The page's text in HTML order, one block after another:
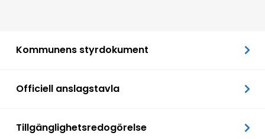
Kommunens styrdokument
Officiell anslagstavla
Tillgänglighetsredogörelse